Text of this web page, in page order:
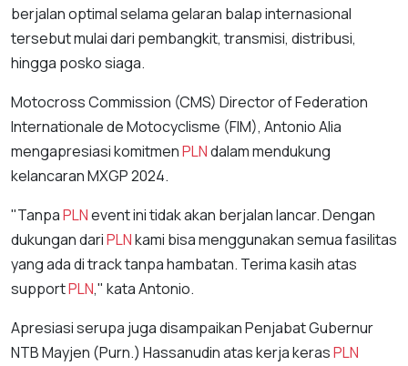
berjalan optimal selama gelaran balap internasional
tersebut mulai dari pembangkit, transmisi, distribusi,
hingga posko siaga.
Motocross Commission (CMS) Director of Federation
Internationale de Motocyclisme (FIM), Antonio Alia
mengapresiasi komitmenPLNdalam mendukung
kelancaran MXGP 2024.
"TanpaPLNevent ini tidak akan berjalan lancar. Dengan
dukungan dariPLNkami bisa menggunakan semua fasilitas
yang ada di track tanpa hambatan. Terima kasih atas
supportPLN," kata Antonio.
Apresiasi serupa juga disampaikan Penjabat Gubernur
NTB Mayjen (Purn.) Hassanudin atas kerja kerasPLN